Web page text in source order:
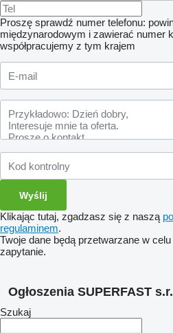
Proszę sprawdź numer telefonu:
międzynarodowym i zawierać numer
współpracujemy z tym krajem
Klikając tutaj, zgadzasz się z naszą
regulaminem.
Twoje dane będą przetwarzane w
zapytanie.
Ogłoszenia SUPERFAST
Szukaj